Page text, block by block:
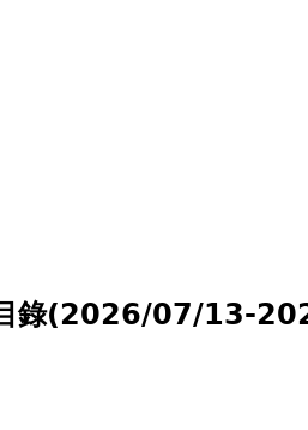
目錄(2026/07/13-